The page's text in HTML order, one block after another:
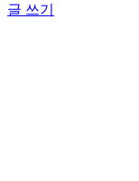
글 쓰기